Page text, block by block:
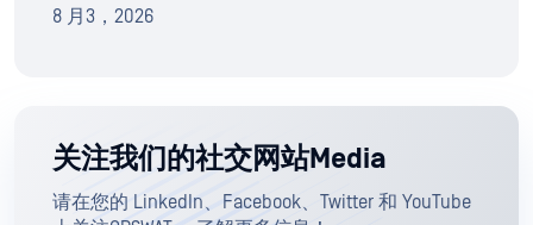
8 月3，2026
关注我们的社交网站Media
请在您的 LinkedIn、Facebook、Twitter 和 YouTube